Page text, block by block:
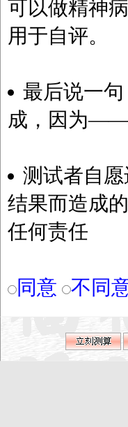
可以做精神
用于自评。
最后说一
成，因为——
测试者自
结果而造成
任何责任
同意 不同